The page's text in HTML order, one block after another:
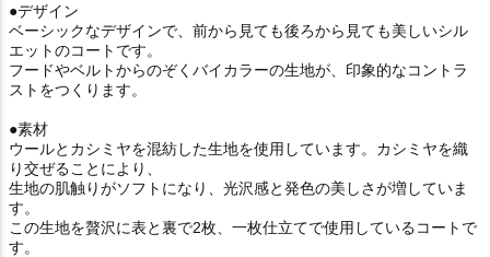
●デザイン
ベーシックなデザインで、前から見ても後ろから見ても美しいシル
エットのコートです。
フードやベルトからのぞくバイカラーの生地が、印象的なコントラ
ストをつくります。
●素材
ウールとカシミヤを混紡した生地を使用しています。カシミヤを織
り交ぜることにより、
生地の肌触りがソフトになり、光沢感と発色の美しさが増していま
す。
この生地を贅沢に表と裏で2枚、一枚仕立てで使用しているコートで
す。